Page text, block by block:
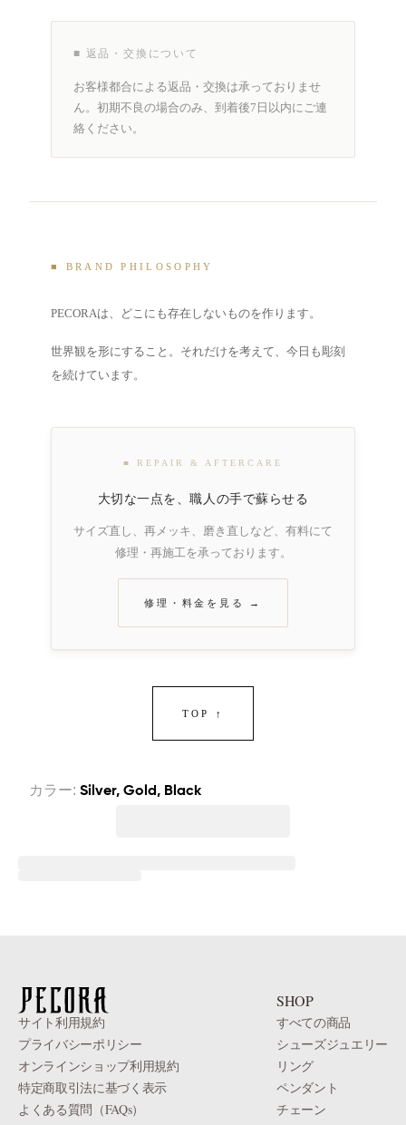
■ 返品・交換について
お客様都合による返品・交換は承っておりませ
ん。初期不良の場合のみ、到着後7日以内にご連
絡ください。
■ BRAND PHILOSOPHY
PECORAは、どこにも存在しないものを作ります。
世界観を形にすること。それだけを考えて、今日も彫刻
を続けています。
■ REPAIR & AFTERCARE
大切な一点を、職人の手で蘇らせる
サイズ直し、再メッキ、磨き直しなど、有料にて
修理・再施工を承っております。
修理・料金を見る →
TOP ↑
カラー: Silver, Gold, Black
法的情報
サイト利用規約
プライバシーポリシー
オンラインショップ利用規約
特定商取引法に基づく表示
よくある質問（FAQs）
SHOP
すべての商品
シューズジュエリー
リング
ペンダント
チェーン